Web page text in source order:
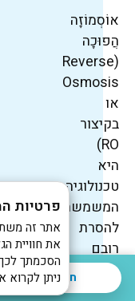
אוֹסְמוֹזָה
הֲפוּכָה
(Reverse
Osmosis
או
בקיצור
RO)
היא
טכנולוגיה
המשמשת
להסרת
רובם
הגדול
של
חייגו עכשיו
פרטיות
את חוויית
הסכמתך
ניתן לקרוא